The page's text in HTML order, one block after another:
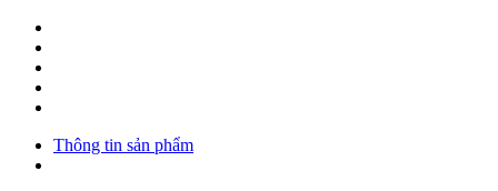
Thông tin sản phẩm